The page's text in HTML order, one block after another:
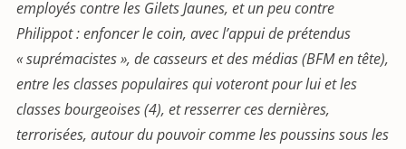
employés contre les Gilets Jaunes, et un peu contre
Philippot : enfoncer le coin, avec l’appui de prétendus
« suprémacistes », de casseurs et des médias (BFM en tête),
entre les classes populaires qui voteront pour lui et les
classes bourgeoises (4), et resserrer ces dernières,
terrorisées, autour du pouvoir comme les poussins sous les